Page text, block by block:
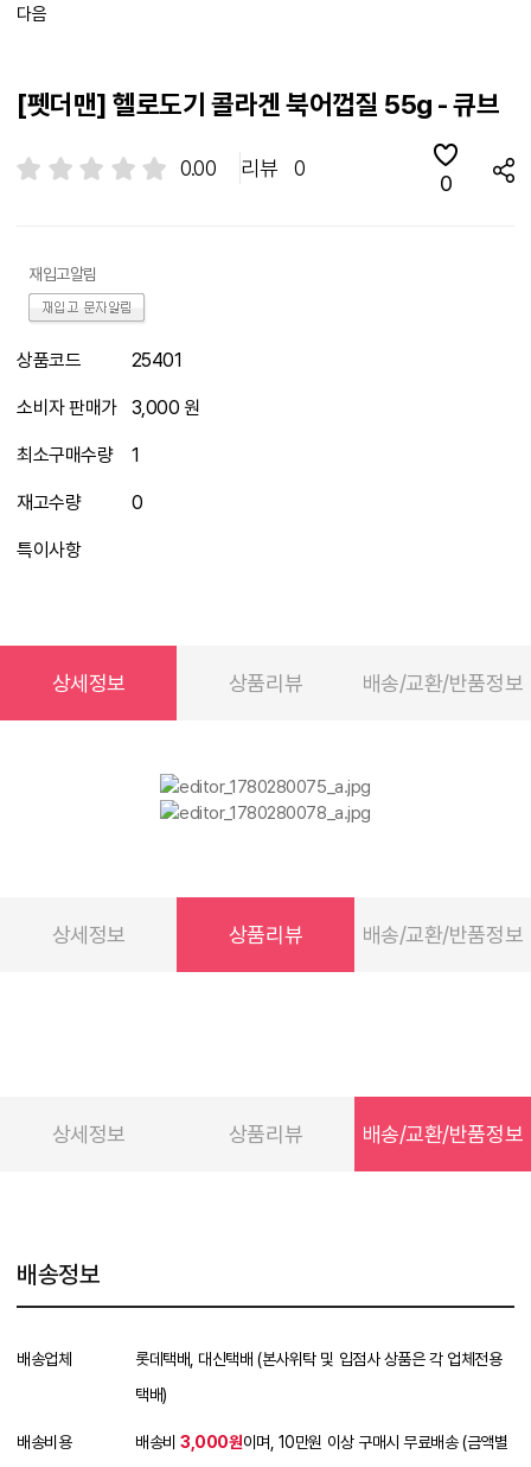
다음
[펫더맨] 헬로도기 콜라겐 북어껍질 55g - 큐브
0.00 리뷰 0
0
재입고알림
상품코드 25401
소비자 판매가 3,000 원
최소구매수량 1
재고수량 0
특이사항
상세정보 상품리뷰 배송/교환/반품정보
상세정보 상품리뷰 배송/교환/반품정보
상세정보 상품리뷰 배송/교환/반품정보
배송정보
배송업체
롯데택배, 대신택배 (본사위탁 및 입점사 상품은 각 업체전용
택배)
배송비용 배송비3,000원이며, 10만원 이상 구매시 무료배송 (금액별